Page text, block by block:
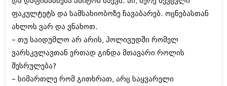
მაისი 2010 (232)
აპრილი 2010 (229)
მარტი 2010 (454)
თებერვალი 2010 (421)
იანვარი 2010 (422)
ნოემბერი 2009 (308)
ოქტომბერი 2009 (382)
ფაკულტეტს და სამსახიობოზე ჩავაბარებ. ოცნებასთან
ახლოს ვარ და ვნახოთ.
– თუ საიდუმლო არ არის, ჰოლივუდში რომელ
ვარსკვლავთან ერთად გინდა მთავარი როლის
შესრულება?
– სიმართლე რომ გითხრათ, არც საყვარელი